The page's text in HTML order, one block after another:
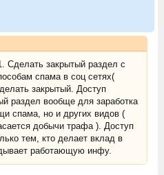
Сделать закрытый раздел с
спама в соц сетях(
закрытый. Доступ
раздел вообще для заработка
спама, но и других видов (
добычи трафа ). Доступ
тем, кто делает вклад в
работающую инфу.